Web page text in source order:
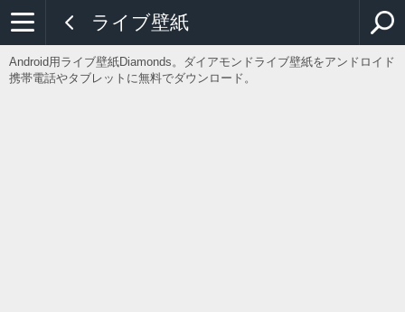
ライブ壁紙
Android用ライブ壁紙Diamonds。ダイアモンドライブ壁紙をアンドロイド
携帯電話やタブレットに無料でダウンロード。